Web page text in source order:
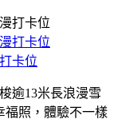
卡位
逾13米長浪漫雪
福照，體驗不一樣